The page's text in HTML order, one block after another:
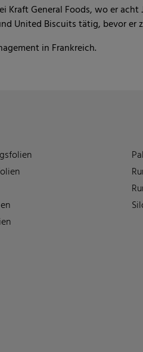
Kraft General Foods, wo er
United Biscuits tätig, bevor er
in Frankreich.